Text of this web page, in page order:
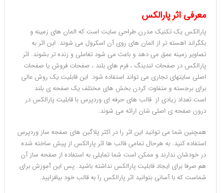
معرفی اثر پارالکس
پارالکس یک تکنیک مدرن طراحی سایت است که المان های زمینه و
بکگراند اهسته تر از المان های روی آن اسکرول می شوند. این اثر به
تصاویر زمینه عمق می دهد و باعث می شود تعاملی و زنده تر بشوند. اثر
پارالکس در صفحات لندینگ ، فرم های بلند ، صفحات فروش یا صفحات
اصلی سایتهای تجاری می تواند استفاده شود. این قابلیت یک روش عالی
برای برجسته و متفاوت کردن بخش های مختلف یک صفحه ی بلند
است.تعداد زیادی از قالب های حرفه ای وردپرس با قابلیت پارالکس در
درون صفحه ی اصلی شان ارائه می شوند.
همچنین شما می توانید این اثر را در اکثر پلاگین های صفجه ساز وردپرس
استفاده کنید. به هرحال تمامی قالب ها اثر پارالکس از پیش ساخته شده
در خودشان ندارند و ممکن است شما تمایلی به استفاده از صفحه ساز آن
هم صرفا برای ایجاد قابلیت پارالکس نداشته باشید. پس این آموزش برای
شماست که با آسانی بتوانید اثر پارالکس را به قالب خود بیافزایید.